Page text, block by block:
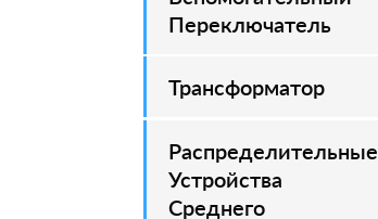
Переключатель
Трансформатор
Распределительные
Устройства
Среднего
–